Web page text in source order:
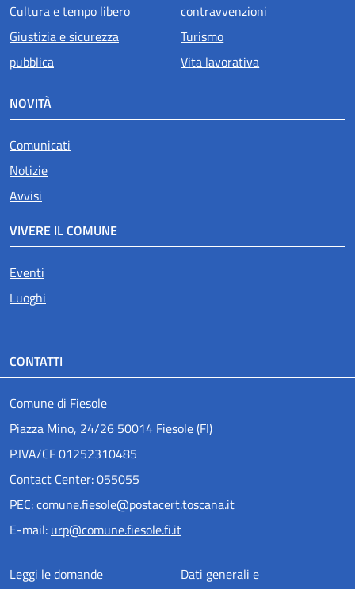
Cultura e tempo libero
Giustizia e sicurezza
pubblica
contravvenzioni
Turismo
Vita lavorativa
NOVITÀ
Comunicati
Notizie
Avvisi
VIVERE IL COMUNE
Eventi
Luoghi
CONTATTI
Comune di Fiesole
Piazza Mino, 24/26 50014 Fiesole (FI)
P.IVA/CF 01252310485
Contact Center: 055055
PEC: comune.fiesole@postacert.toscana.it
E-mail: urp@comune.fiesole.fi.it
Menu piè di pagina
Leggi le domande Dati generali e